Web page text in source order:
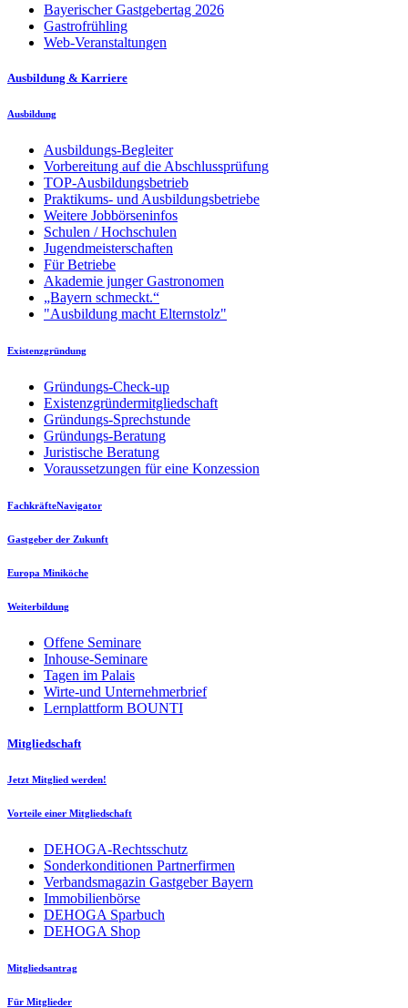
Bayerischer Gastgebertag 2026
Gastrofrühling
Web-Veranstaltungen
Ausbildung & Karriere
Ausbildung
Ausbildungs-Begleiter
Vorbereitung auf die Abschlussprüfung
TOP-Ausbildungsbetrieb
Praktikums- und Ausbildungsbetriebe
Weitere Jobbörseninfos
Schulen / Hochschulen
Jugendmeisterschaften
Für Betriebe
Akademie junger Gastronomen
„Bayern schmeckt.“
"Ausbildung macht Elternstolz"
Existenzgründung
Gründungs-Check-up
Existenzgründermitgliedschaft
Gründungs-Sprechstunde
Gründungs-Beratung
Juristische Beratung
Voraussetzungen für eine Konzession
FachkräfteNavigator
Gastgeber der Zukunft
Europa Miniköche
Weiterbildung
Offene Seminare
Inhouse-Seminare
Tagen im Palais
Wirte-und Unternehmerbrief
Lernplattform BOUNTI
Mitgliedschaft
Jetzt Mitglied werden!
Vorteile einer Mitgliedschaft
DEHOGA-Rechtsschutz
Sonderkonditionen Partnerfirmen
Verbandsmagazin Gastgeber Bayern
Immobilienbörse
DEHOGA Sparbuch
DEHOGA Shop
Mitgliedsantrag
Für Mitglieder